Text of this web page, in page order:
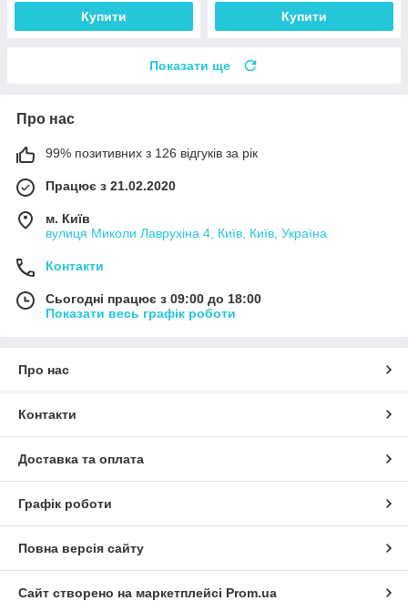
Купити Купити
Показати ще
Про нас
99% позитивних з 126 відгуків за рік
Працює з 21.02.2020
м. Київ
вулиця Миколи Лаврухіна 4, Київ, Київ, Україна
Контакти
Сьогодні працює з 09:00 до 18:00
Показати весь графік роботи
Про нас
Контакти
Доставка та оплата
Графік роботи
Повна версія сайту
Сайт створено на маркетплейсі Prom.ua